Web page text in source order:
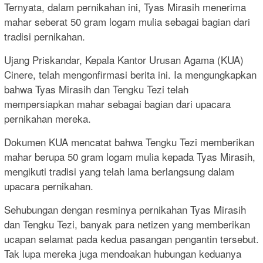
Ternyata, dalam pernikahan ini, Tyas Mirasih menerima
mahar seberat 50 gram logam mulia sebagai bagian dari
tradisi pernikahan.
Ujang Priskandar, Kepala Kantor Urusan Agama (KUA)
Cinere, telah mengonfirmasi berita ini. Ia mengungkapkan
bahwa Tyas Mirasih dan Tengku Tezi telah
mempersiapkan mahar sebagai bagian dari upacara
pernikahan mereka.
Dokumen KUA mencatat bahwa Tengku Tezi memberikan
mahar berupa 50 gram logam mulia kepada Tyas Mirasih,
mengikuti tradisi yang telah lama berlangsung dalam
upacara pernikahan.
Sehubungan dengan resminya pernikahan Tyas Mirasih
dan Tengku Tezi, banyak para netizen yang memberikan
ucapan selamat pada kedua pasangan pengantin tersebut.
Tak lupa mereka juga mendoakan hubungan keduanya